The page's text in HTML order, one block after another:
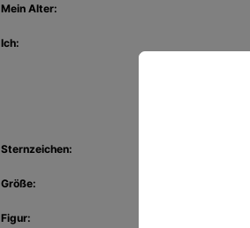
Mein Alter:
Ich:
Sternzeichen:
Größe:
Figur: